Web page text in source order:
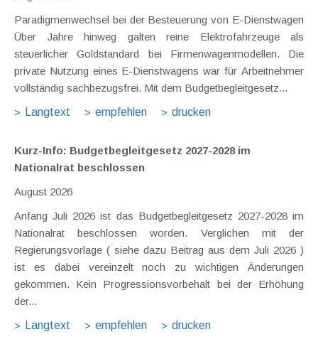
Paradigmenwechsel bei der Besteuerung von E-Dienstwagen
Über Jahre hinweg galten reine Elektrofahrzeuge als
steuerlicher Goldstandard bei Firmenwagenmodellen. Die
private Nutzung eines E-Dienstwagens war für Arbeitnehmer
vollständig sachbezugsfrei. Mit dem Budgetbegleitgesetz...
Langtext
empfehlen drucken
Kurz-Info: Budgetbegleitgesetz 2027-2028 im
Nationalrat beschlossen
August 2026
Anfang Juli 2026 ist das Budgetbegleitgesetz 2027-2028 im
Nationalrat beschlossen worden. Verglichen mit der
Regierungsvorlage ( siehe dazu Beitrag aus dem Juli 2026 )
ist es dabei vereinzelt noch zu wichtigen Änderungen
gekommen. Kein Progressionsvorbehalt bei der Erhöhung
der...
Langtext
empfehlen drucken